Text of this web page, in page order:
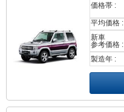
価格帯 :
平均価格 :
新車
参考価格 :
製造年 :